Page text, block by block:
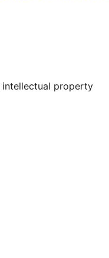
besuchen
Konto besuchen
intellectual property